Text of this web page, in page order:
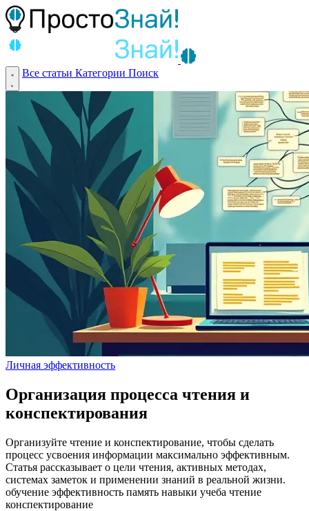
Все статьи Категории Поиск
Личная эффективность
Организация процесса чтения и
конспектирования
Организуйте чтение и конспектирование, чтобы сделать
процесс усвоения информации максимально эффективным.
Статья рассказывает о цели чтения, активных методах,
системах заметок и применении знаний в реальной жизни.
обучение эффективность память навыки учеба чтение
конспектирование